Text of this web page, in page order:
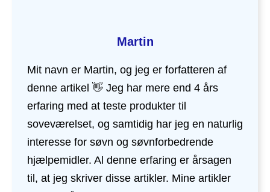
Martin
Mit navn er Martin, og jeg er forfatteren af
denne artikel 👋 Jeg har mere end 4 års
erfaring med at teste produkter til
soveværelset, og samtidig har jeg en naturlig
interesse for søvn og søvnforbedrende
hjælpemidler. Al denne erfaring er årsagen
til, at jeg skriver disse artikler. Mine artikler